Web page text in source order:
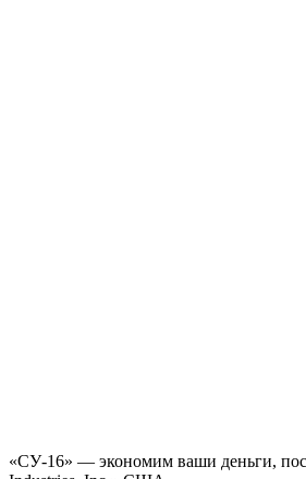
«СУ-16» — экономим ваши деньги,